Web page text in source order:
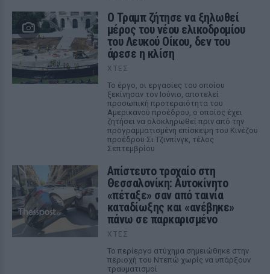
Ο Τραμπ ζήτησε να ξηλωθεί
μέρος του νέου ελικοδρομίου
του Λευκού Οίκου, δεν του
άρεσε η κλίση
ΧΤΕΣ
Το έργο, οι εργασίες του οποίου
ξεκίνησαν τον Ιούνιο, αποτελεί
προσωπική προτεραιότητα του
Αμερικανού προέδρου, ο οποίος έχει
ζητήσει να ολοκληρωθεί πριν από την
προγραμματισμένη επίσκεψη του Κινέζου
προέδρου Σι Τζινπίνγκ, τέλος
Σεπτεμβρίου
Απίστευτο τροχαίο στη
Θεσσαλονίκη: Αυτοκίνητο
«πέταξε» σαν από ταινία
καταδίωξης και «ανέβηκε»
πάνω σε παρκαρισμένο
ΧΤΕΣ
Το περίεργο ατύχημα σημειώθηκε στην
περιοχή του Ντεπώ χωρίς να υπάρξουν
τραυματισμοί